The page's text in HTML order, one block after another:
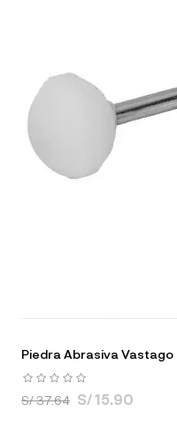
Piedra Abrasiva Vastago
S/ 37.64 S/ 15.90